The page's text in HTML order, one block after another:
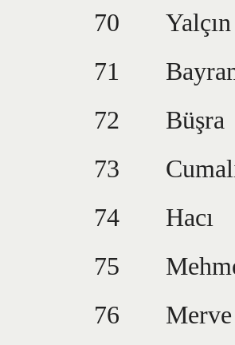
70
Yalçın
71
72
Büşra
73
74
Hacı
75
76
Merve